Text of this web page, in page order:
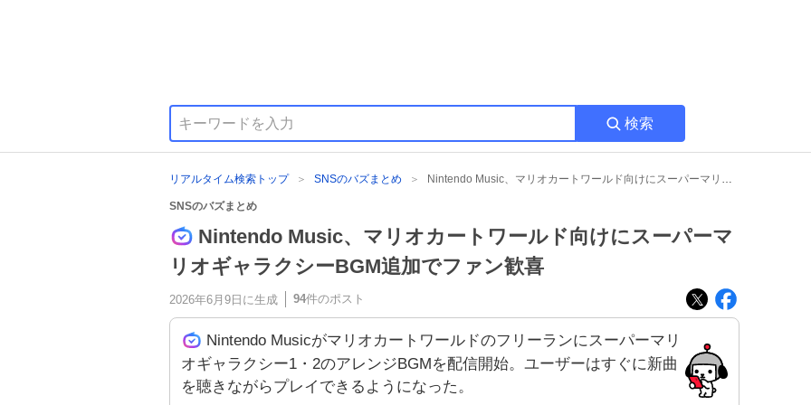
検索
リアルタイム検索トップ SNSのバズまとめ Nintendo Music、マリオカートワールド向けにスーパーマリオギャラクシーBGM追加でファン歓喜
SNSのバズまとめ
Nintendo Music、マリオカートワールド向けにスーパーマ
リオギャラクシーBGM追加でファン歓喜
2026年6月9日 に生成 94件のポスト
Nintendo Musicがマリオカートワールドのフリーランにスーパーマリ
オギャラクシー1・2のアレンジBGMを配信開始。ユーザーはすぐに新曲
を聴きながらプレイできるようになった。